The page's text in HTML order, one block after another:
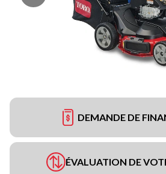
DEMANDE DE
ÉVALUATION DE